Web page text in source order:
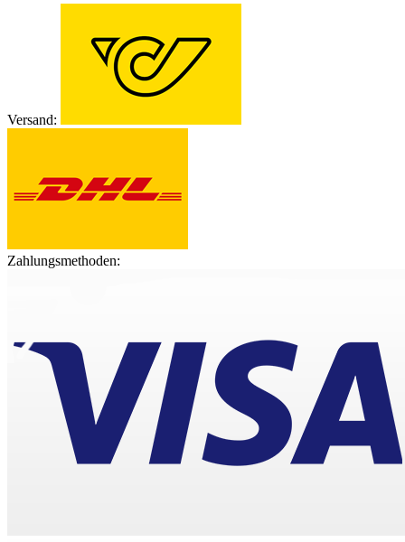
Versand:
Zahlungsmethoden: